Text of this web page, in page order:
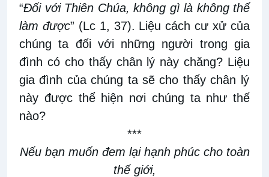
“Đối vớiThiên Chúa, không gì là không thể
làm được” (Lc 1, 37). Liệu cách cư xửcủa
chúng ta đối với những người trong gia
đình có cho thấy chân lý này chăng? Liệu
gia đình của chúng tasẽ cho thấy chân lý
này được thể hiện nơi chúng ta như thế
nào?
***
Nếu bạn muốn đem lại hạnh phúc cho toàn
thế giới,